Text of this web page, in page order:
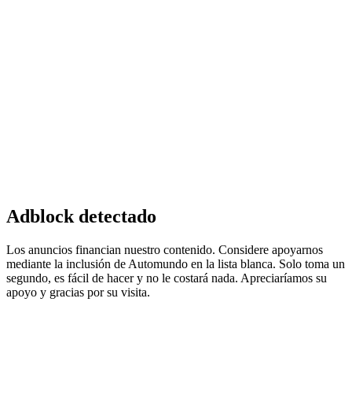
Adblock detectado
Los anuncios financian nuestro contenido. Considere apoyarnos
mediante la inclusión de Automundo en la lista blanca. Solo toma un
segundo, es fácil de hacer y no le costará nada. Apreciaríamos su
apoyo y gracias por su visita.